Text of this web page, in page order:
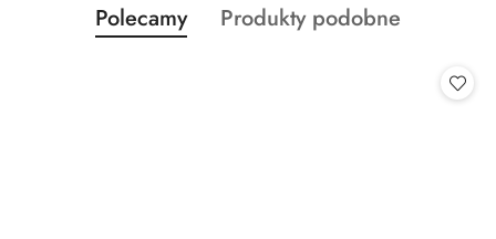
Pomiń karuzelę produktów
Produkty
o
Polecamy
Produkty
Produkty podobne